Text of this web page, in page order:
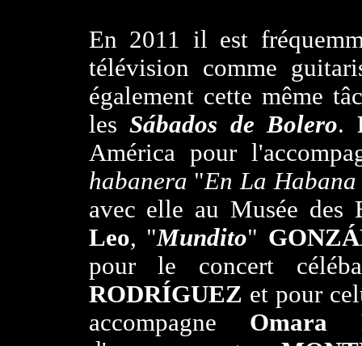
En 2011 il est
télévision comme
également cette même
les Sábados de Bolero.
América pour
habanera "En La Habana
avec elle au Musée des
Leo, "Mundito"
pour le concert
RODRÍGUEZ et pour
accompagne Omara